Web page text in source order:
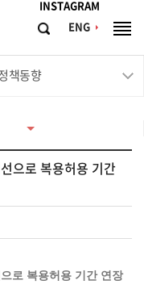
INSTAGRAM
ENG
검
체
책동향
으로 복용허용 기간
로 복용허용 기간 연장